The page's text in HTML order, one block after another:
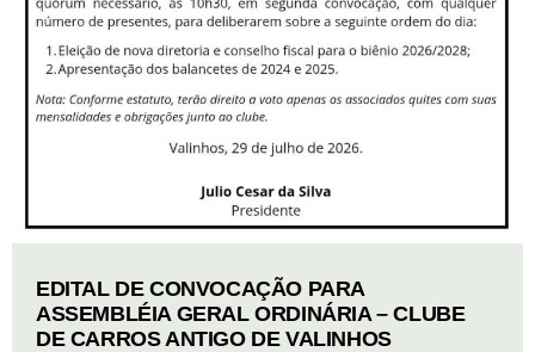
EDITAL DE CONVOCAÇÃO PARA
ASSEMBLÉIA GERAL ORDINÁRIA – CLUBE
DE CARROS ANTIGO DE VALINHOS